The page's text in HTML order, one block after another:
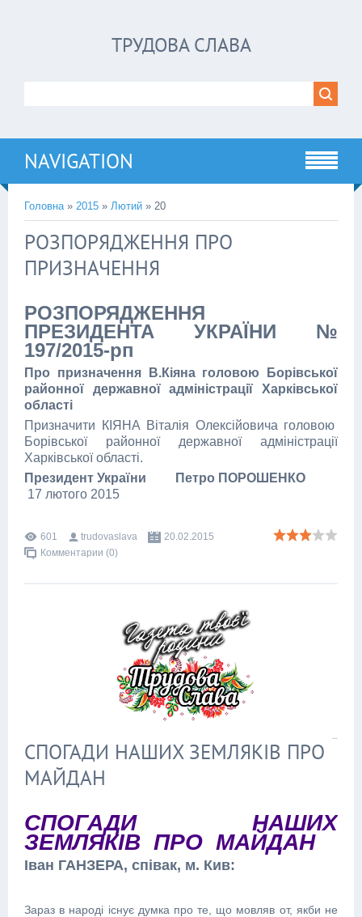
ТРУДОВА СЛАВА
NAVIGATION
Головна» 2015 » Лютий » 20
РОЗПОРЯДЖЕННЯ ПРО
ПРИЗНАЧЕННЯ
РОЗПОРЯДЖЕННЯ
ПРЕЗИДЕНТА УКРАЇНИ №
197/2015-рп
Про призначення В.Кіяна головою Борівської
районної державної адміністрації Харківської
області
Призначити КІЯНА Віталія Олексійовича головою
Борівської районної державної адміністрації
Харківської області.
Президент України Петро ПОРОШЕНКО
17 лютого 2015
601 trudovaslava
20.02.2015
Комментарии (0)
СПОГАДИ НАШИХ ЗЕМЛЯКІВ ПРО
МАЙДАН
СПОГАДИ НАШИХ
ЗЕМЛЯКІВ ПРО МАЙДАН
Іван ГАНЗЕРА, співак, м. Кив:
Зараз в народі існує думка про те, що мовляв от, якби не